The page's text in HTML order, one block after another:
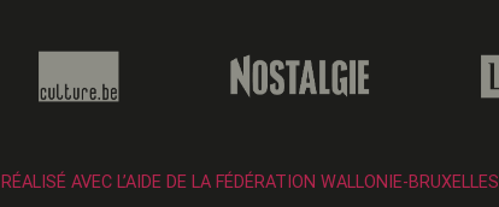
RÉALISÉ AVEC L’AIDE DE LA FÉDÉRATION WALLONIE-BRUXELLES